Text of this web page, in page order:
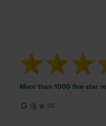
More than 1000 five-star